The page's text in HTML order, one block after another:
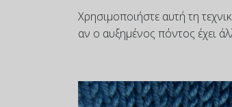
Χρησιμοποιήστε αυτή τη
αν ο αυξημένος πόντος έχει